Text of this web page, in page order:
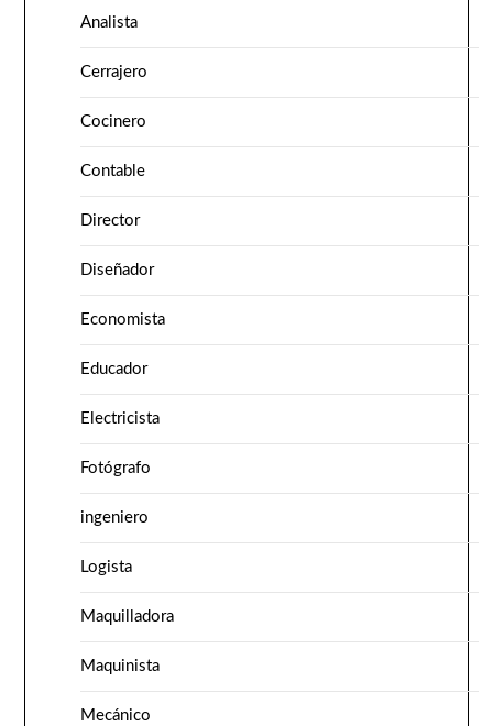
Analista
Cerrajero
Cocinero
Contable
Director
Diseñador
Economista
Educador
Electricista
Fotógrafo
ingeniero
Logista
Maquilladora
Maquinista
Mecánico